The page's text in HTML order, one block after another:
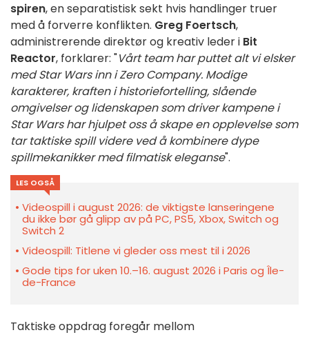
spiren, en separatistisk sekt hvis handlinger truer
med å forverre konflikten. Greg Foertsch,
administrerende direktør og kreativ leder i Bit
Reactor, forklarer: "Vårt team har puttet alt vi elsker
med Star Wars inn i Zero Company. Modige
karakterer, kraften i historiefortelling, slående
omgivelser og lidenskapen som driver kampene i
Star Wars har hjulpet oss å skape en opplevelse som
tar taktiske spill videre ved å kombinere dype
spillmekanikker med filmatisk eleganse".
LES OGSÅ
Videospill i august 2026: de viktigste lanseringene
du ikke bør gå glipp av på PC, PS5, Xbox, Switch og
Switch 2
Videospill: Titlene vi gleder oss mest til i 2026
Gode tips for uken 10.–16. august 2026 i Paris og Île-
de-France
Taktiske oppdrag foregår mellom